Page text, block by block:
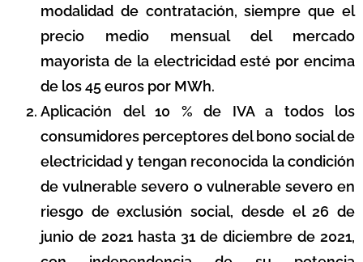
modalidad de contratación, siempre que el
precio medio mensual del mercado
mayorista de la electricidad esté por encima
de los 45 euros por MWh.
Aplicación del 10 % de IVA a todos los
consumidores perceptores del bono social de
electricidad y tengan reconocida la condición
de vulnerable severo o vulnerable severo en
riesgo de exclusión social, desde el 26 de
junio de 2021 hasta 31 de diciembre de 2021,